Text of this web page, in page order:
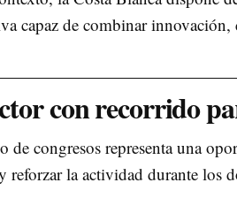
capaz de combinar
con recorrido
de congresos representa una
reforzar la actividad durante los